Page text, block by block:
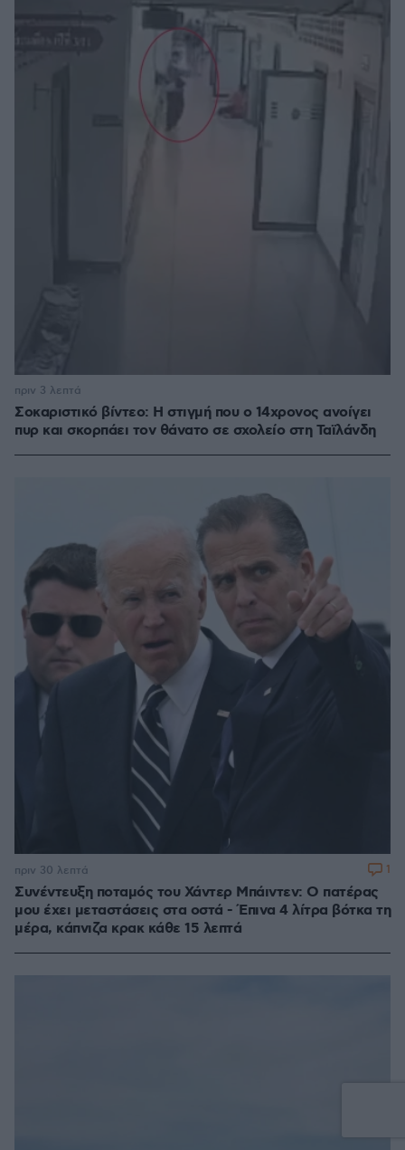
Σοκαριστικό βίντεο: Η στιγμή που ο 14χρονος ανοίγει
πυρ και σκορπάει τον θάνατο σε σχολείο στη Ταϊλάνδη
πριν 3 λεπτά
Συνέντευξη ποταμός του Χάντερ Μπάιντεν: Ο πατέρας
μου έχει μεταστάσεις στα οστά - Έπινα 4 λίτρα βότκα τη
μέρα, κάπνιζα κρακ κάθε 15 λεπτά
πριν 30 λεπτά 1